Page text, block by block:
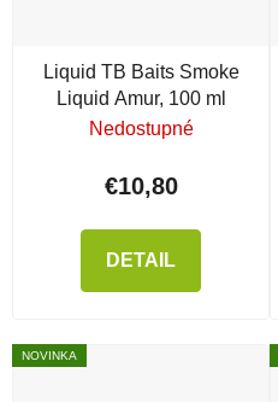
Liquid TB Baits Smoke
Liquid Amur, 100 ml
Nedostupné
€10,80
DETAIL
NOVINKA